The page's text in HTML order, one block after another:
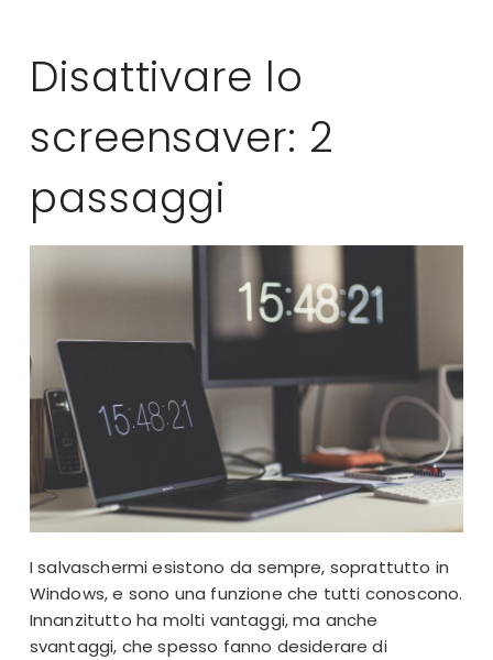
Disattivare lo
screensaver: 2
passaggi
I salvaschermi esistono da sempre, soprattutto in
Windows, e sono una funzione che tutti conoscono.
Innanzitutto ha molti vantaggi, ma anche
svantaggi, che spesso fanno desiderare di